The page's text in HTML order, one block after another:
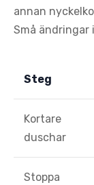
annan
Små ändringar
Steg
Kortare
duschar
Stoppa